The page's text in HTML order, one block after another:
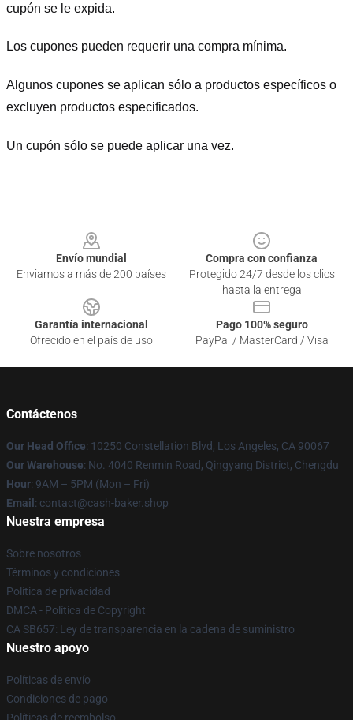
cupón se le expida.
Los cupones pueden requerir una compra mínima.
Algunos cupones se aplican sólo a productos específicos o
excluyen productos especificados.
Un cupón sólo se puede aplicar una vez.
Envío mundial
Enviamos a más de 200 países
Compra con confianza
Protegido 24/7 desde los clics
hasta la entrega
Garantía internacional
Ofrecido en el país de uso
Pago 100% seguro
PayPal / MasterCard / Visa
Contáctenos
Our Head Office: 10250 Constellation Blvd, Los Angeles, CA 90067
Our Warehouse: No. 4040 Renmin Road, Qingyang District, Chengdu
Hour: 9AM – 5PM (Mon – Fri)
Email : contact@cash-baker.shop
Nuestra empresa
Sobre nosotros
Términos y condiciones
Política de privacidad
DMCA - Política de Copyright
CA SB657: Ley de transparencia en la cadena de suministro
Nuestro apoyo
Políticas de envío
Condiciones de pago